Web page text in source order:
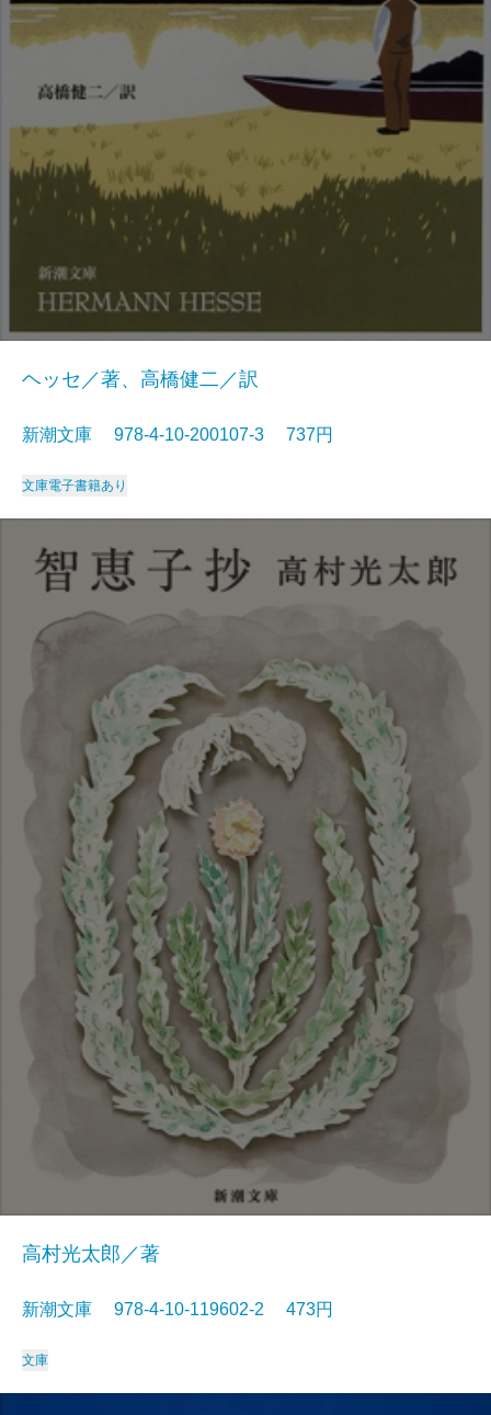
ヘッセ／著、高橋健二／訳
新潮文庫 978-4-10-200107-3 737円
文庫電子書籍あり
高村光太郎／著
新潮文庫 978-4-10-119602-2 473円
文庫